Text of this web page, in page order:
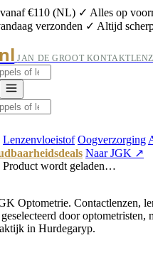
€110 (NL) ✓ Alles op
verzonden ✓ Altijd
JAN DE GROOT
Lenzenvloeistof Oogverzorging
Naar JGK ↗
Product wordt geladen…
Optometrie. Contactlenzen,
door optometristen,
in Hurdegaryp.